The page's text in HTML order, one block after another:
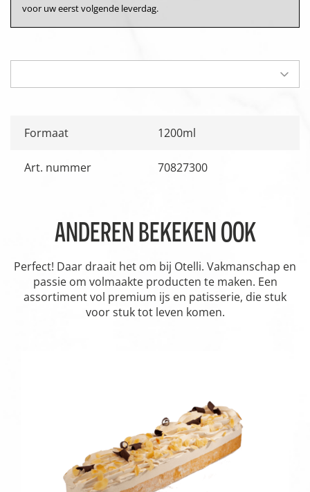
voor uw eerst volgende leverdag.
Formaat 1200ml
Art. nummer 70827300
ANDEREN BEKEKEN OOK
Perfect! Daar draait het om bij Otelli. Vakmanschap en
passie om volmaakte producten te maken. Een
assortiment vol premium ijs en patisserie, die stuk
voor stuk tot leven komen.